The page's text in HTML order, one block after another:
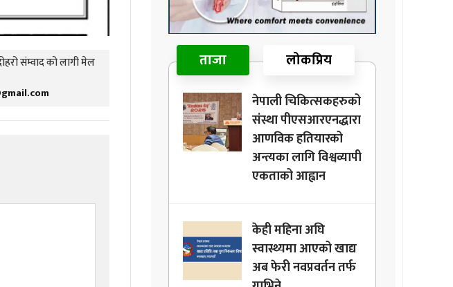
संम्वाद को लागी मेल
ताजा लोकप्रिय
नेपाली चिकित्सकहरुको
संस्था पीएसआरएनद्धारा
आणविक हतियारको
अन्त्यका लागि विश्वव्यापी
एकताको आह्वान
केही महिना अघि
स्वास्थ्यमा आएको खाद्य
अब फेरी नवप्रवर्तन तर्फ